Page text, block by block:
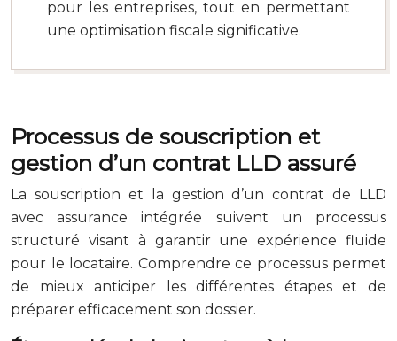
pour les entreprises, tout en permettant
une optimisation fiscale significative.
Processus de souscription et
gestion d’un contrat LLD assuré
La souscription et la gestion d’un contrat de LLD
avec assurance intégrée suivent un processus
structuré visant à garantir une expérience fluide
pour le locataire. Comprendre ce processus permet
de mieux anticiper les différentes étapes et de
préparer efficacement son dossier.